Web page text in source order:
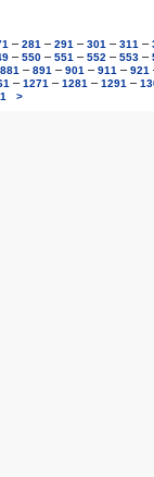
– 281 – 291 – 301 – 311 –
– 550– 551 – 552 – 553–
881 – 891 – 901 – 911 – 921
– 1271 – 1281 – 1291 –
>